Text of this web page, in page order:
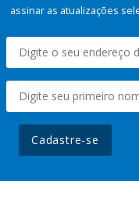
assinar as atualizações
Cadastre-se